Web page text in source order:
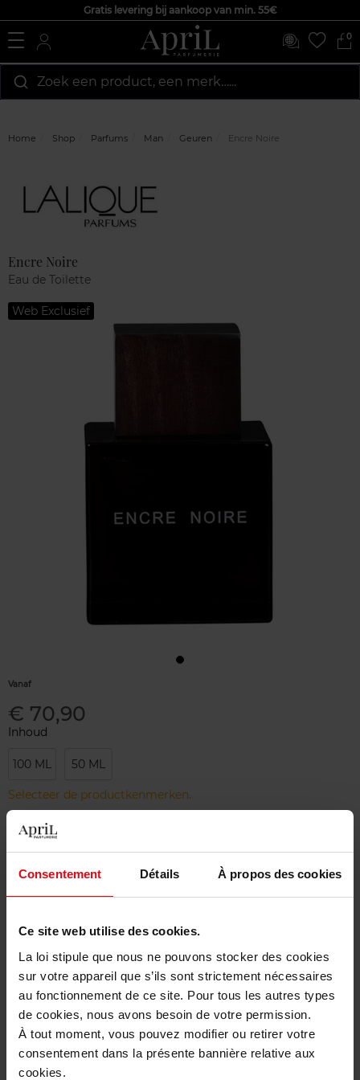
Consentement Détails À propos des cookies
Ce site web utilise des cookies.
La loi stipule que nous ne pouvons stocker des cookies
sur votre appareil que s’ils sont strictement nécessaires
au fonctionnement de ce site. Pour tous les autres types
de cookies, nous avons besoin de votre permission.
À tout moment, vous pouvez modifier ou retirer votre
consentement dans la présente bannière relative aux
cookies.
Gratis levering bij aankoop van min. 55€
0
Zoek een product, een merk…...
Home Shop Parfums Man Geuren Encre Noire
Encre Noire
Eau de Toilette
Web Exclusief
Vanaf
€ 70,90
Inhoud
100 ML 50 ML
Selecteer de productkenmerken.
Beschrijving